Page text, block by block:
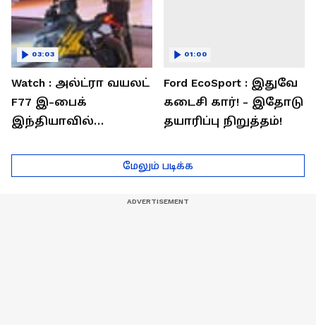
Watch : அல்ட்ரா வயலட்
F77 இ-பைக்
இந்தியாவில்
சார்ஜில் 307கி.மீ
பயணம்!
03:03
Ford EcoSport : இதுவே
கடைசி கார்! - இதோடு
தயாரிப்பு நிறுத்தம்!
01:00
மேலும் படிக்க